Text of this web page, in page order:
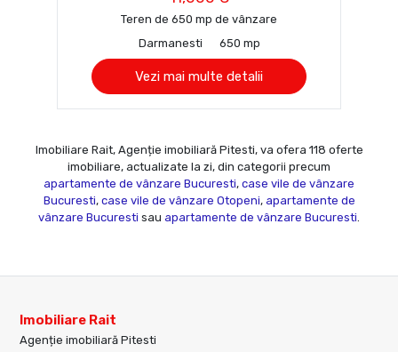
Teren de 650 mp de vânzare
Darmanesti
650 mp
Vezi mai multe detalii
Imobiliare Rait, Agenție imobiliară Pitesti, va ofera 118 oferte
imobiliare, actualizate la zi, din categorii precum
apartamente de vânzare Bucuresti, case vile de vânzare
Bucuresti, case vile de vânzare Otopeni, apartamente de
vânzare Bucuresti sau apartamente de vânzare Bucuresti
Imobiliare Rait
Agenție imobiliară Pitesti